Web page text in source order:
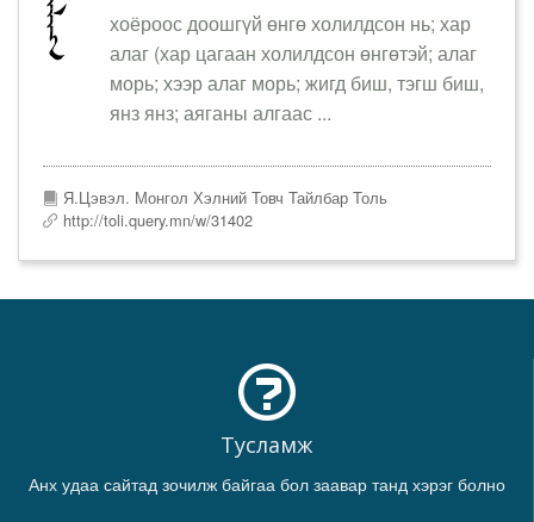
хоёроос доошгүй өнгө холилдсон нь; хар
алаг (хар цагаан холилдсон өнгөтэй; алаг
морь; хээр алаг морь; жигд биш, тэгш биш,
янз янз; аяганы алгаас ...
Я.Цэвэл. Монгол Хэлний Товч Тайлбар Толь
http://toli.query.mn/w/31402
Тусламж
Анх удаа сайтад зочилж байгаа бол заавар танд хэрэг болно